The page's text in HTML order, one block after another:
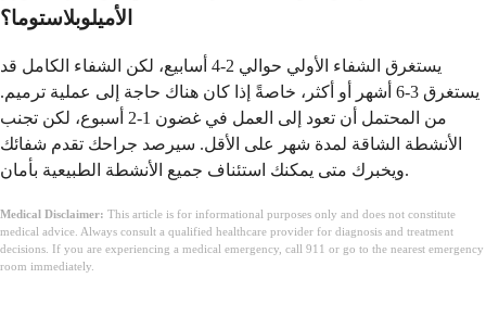
الأميلوبلاستوما؟
يستغرق الشفاء الأولي حوالي 2-4 أسابيع، لكن الشفاء الكامل قد
يستغرق 3-6 أشهر أو أكثر، خاصةً إذا كان هناك حاجة إلى عملية ترميم.
من المحتمل أن تعود إلى العمل في غضون 1-2 أسبوع، لكن تجنب
الأنشطة الشاقة لمدة شهر على الأقل. سيرصد جراحك تقدم شفائك
ويخبرك متى يمكنك استئناف جميع الأنشطة الطبيعية بأمان.
Medical Disclaimer: This article is for informational purposes only and does not constitute
medical advice. Always consult a qualified healthcare provider for diagnosis and treatment
decisions. If you are experiencing a medical emergency, call 911 or go to the nearest emergency
room immediately.